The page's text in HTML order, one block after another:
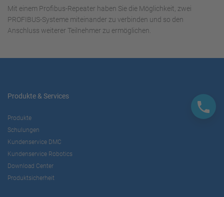
Mit einem Profibus-Repeater haben Sie die Möglichkeit, zwei
PROFIBUS-Systeme miteinander zu verbinden und so den
Anschluss weiterer Teilnehmer zu ermöglichen.
Produkte & Services
Produkte
Schulungen
Kundenservice DMC
Kundenservice Robotics
Download Center
Produktsicherheit